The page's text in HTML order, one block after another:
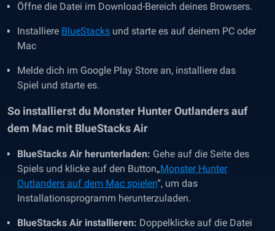
Öffne die Datei im Download-Bereich deines Browsers.
Installiere BlueStacks und starte es auf deinem PC oder
Mac
Melde dich im Google Play Store an, installiere das
Spiel und starte es.
So installierst du Monster Hunter Outlanders auf
dem Mac mit BlueStacks Air
BlueStacks Air herunterladen: Gehe auf die Seite des
Spiels und klicke auf den Button„Monster Hunter
Outlanders auf dem Mac spielen“, um das
Installationsprogramm herunterzuladen.
BlueStacks Air installieren: Doppelklicke auf die Datei